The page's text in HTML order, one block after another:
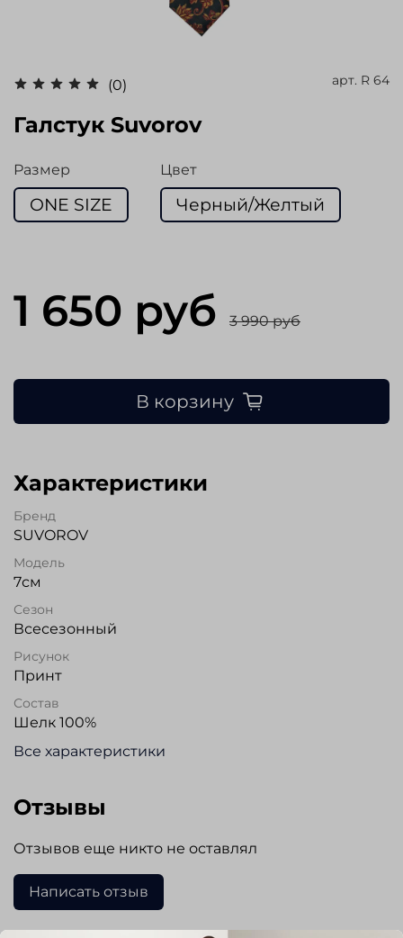
(0) арт. R 64
Галстук Suvorov
Размер
ONE SIZE
Цвет
Черный/Желтый
1 650 руб 3 990 руб
В корзину
Характеристики
Бренд
SUVOROV
Модель
7см
Сезон
Всесезонный
Рисунок
Принт
Состав
Шелк 100%
Все характеристики
Отзывы
Отзывов еще никто не оставлял
Написать отзыв